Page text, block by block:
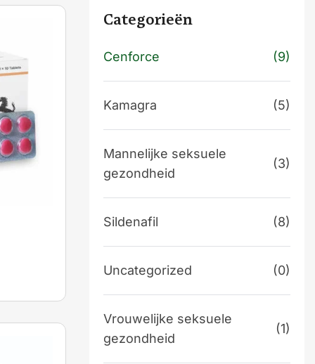
Categorieën
Cenforce (9)
Kamagra (5)
Mannelijke seksuele
gezondheid
(3)
Sildenafil (8)
Uncategorized (0)
Vrouwelijke seksuele
gezondheid
(1)